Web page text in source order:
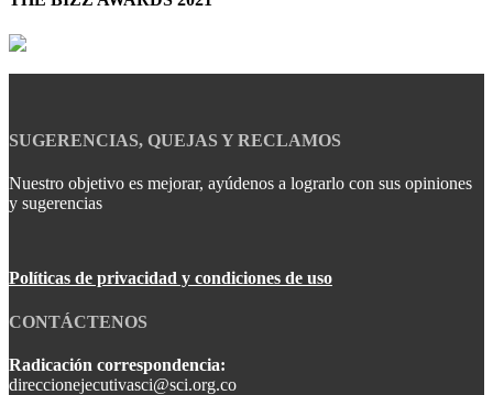
SUGERENCIAS, QUEJAS Y RECLAMOS
Nuestro objetivo es mejorar, ayúdenos a lograrlo con sus opiniones
y sugerencias
Políticas de privacidad y condiciones de uso
CONTÁCTENOS
Radicación correspondencia:
direccionejecutivasci@sci.org.co